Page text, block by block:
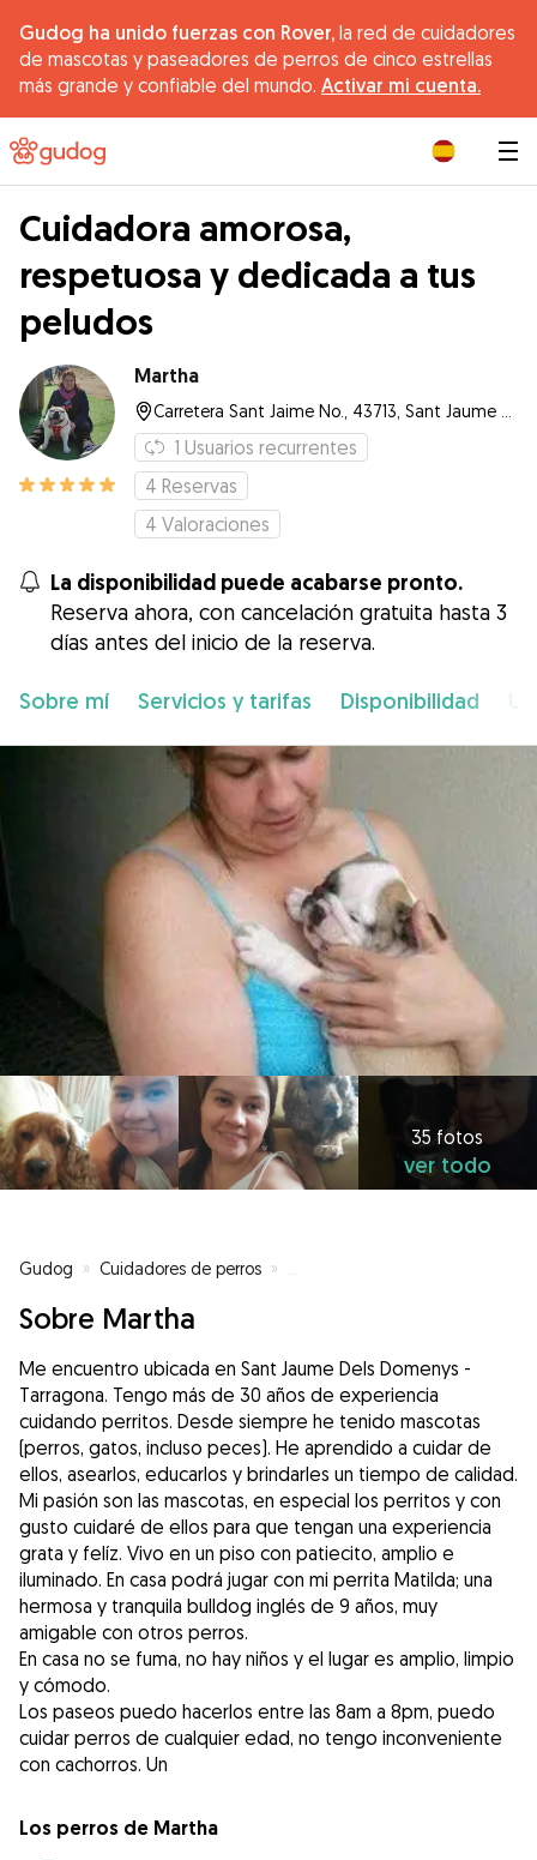
Gudog ha unido fuerzas con Rover, la red de cuidadores
de mascotas y paseadores de perros de cinco estrellas
más grande y confiable del mundo. Activar mi cuenta.
Cuidadora amorosa,
respetuosa y dedicada a tus
peludos
Martha
1 Usuarios recurrentes
4 Reservas
4 Valoraciones
La disponibilidad puede acabarse pronto.
Reserva ahora, con cancelación gratuita hasta 3
días antes del inicio de la reserva.
Sobre mí Servicios y tarifas Disponibilidad
35 fotos
ver todo
Gudog » Cuidadores de perros »
Sobre Martha
Me encuentro ubicada en Sant Jaume Dels Domenys -
Tarragona. Tengo más de 30 años de experiencia
cuidando perritos. Desde siempre he tenido mascotas
(perros, gatos, incluso peces). He aprendido a cuidar de
ellos, asearlos, educarlos y brindarles un tiempo de calidad.
Mi pasión son las mascotas, en especial los perritos y con
gusto cuidaré de ellos para que tengan una experiencia
grata y felíz. Vivo en un piso con patiecito, amplio e
iluminado. En casa podrá jugar con mi perrita Matilda; una
hermosa y tranquila bulldog inglés de 9 años, muy
amigable con otros perros.
En casa no se fuma, no hay niños y el lugar es amplio, limpio
y cómodo.
Los paseos puedo hacerlos entre las 8am a 8pm, puedo
cuidar perros de cualquier edad, no tengo inconveniente
con cachorros. Un
Los perros de Martha